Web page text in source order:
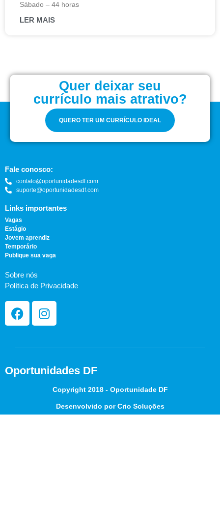
Sábado – 44 horas
LER MAIS
Quer deixar seu
currículo mais atrativo?
QUERO TER UM CURRÍCULO IDEAL
Fale conosco:
contato@oportunidadesdf.com
suporte@oportunidadesdf.com
Links importantes
Vagas
Estágio
Jovem aprendiz
Temporário
Publique sua vaga
Sobre nós
Política de Privacidade
Oportunidades DF
Copyright 2018 - Oportunidade DF
Desenvolvido por Crio Soluções